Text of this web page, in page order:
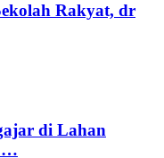
Rakyat, dr
di Lahan